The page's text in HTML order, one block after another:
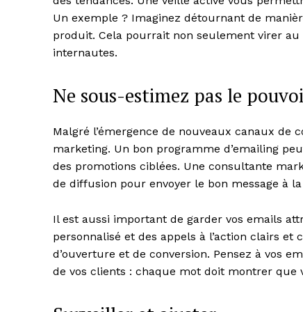
Un exemple ? Imaginez détournant de
produit. Cela pourrait non seulement virer au
internautes.
Ne sous-estimez pas le
Malgré l’émergence de nouveaux canaux de
marketing. Un bon programme d’emailing
des promotions ciblées. Une consultante
de diffusion pour envoyer le bon message à
Il est aussi important de garder vos emails
personnalisé et des appels à l’action clairs
d’ouverture et de conversion. Pensez à vos
de vos clients : chaque mot doit montrer